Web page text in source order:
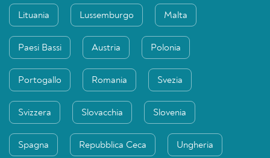
Lituania Lussemburgo Malta
Paesi Bassi Austria Polonia
Portogallo Romania Svezia
Svizzera Slovacchia Slovenia
Spagna Repubblica Ceca Ungheria